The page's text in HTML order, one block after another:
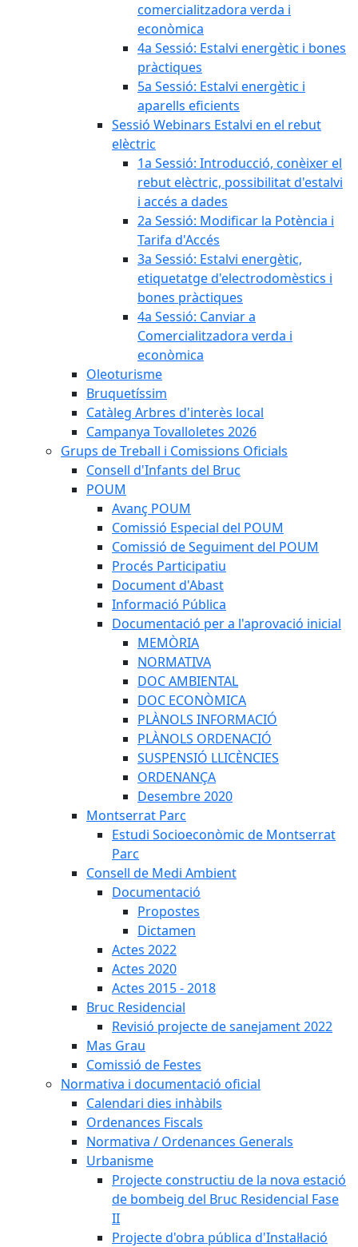
comercialitzadora verda i
econòmica
4a Sessió: Estalvi energètic i bones
pràctiques
5a Sessió: Estalvi energètic i
aparells eficients
Sessió Webinars Estalvi en el rebut
elèctric
1a Sessió: Introducció, conèixer el
rebut elèctric, possibilitat d'estalvi
i accés a dades
2a Sessió: Modificar la Potència i
Tarifa d'Accés
3a Sessió: Estalvi energètic,
etiquetatge d'electrodomèstics i
bones pràctiques
4a Sessió: Canviar a
Comercialitzadora verda i
econòmica
Oleoturisme
Bruquetíssim
Catàleg Arbres d'interès local
Campanya Tovalloletes 2026
Grups de Treball i Comissions Oficials
Consell d'Infants del Bruc
POUM
Avanç POUM
Comissió Especial del POUM
Comissió de Seguiment del POUM
Procés Participatiu
Document d'Abast
Informació Pública
Documentació per a l'aprovació inicial
MEMÒRIA
NORMATIVA
DOC AMBIENTAL
DOC ECONÒMICA
PLÀNOLS INFORMACIÓ
PLÀNOLS ORDENACIÓ
SUSPENSIÓ LLICÈNCIES
ORDENANÇA
Desembre 2020
Montserrat Parc
Estudi Socioeconòmic de Montserrat
Parc
Consell de Medi Ambient
Documentació
Propostes
Dictamen
Actes 2022
Actes 2020
Actes 2015 - 2018
Bruc Residencial
Revisió projecte de sanejament 2022
Mas Grau
Comissió de Festes
Normativa i documentació oficial
Calendari dies inhàbils
Ordenances Fiscals
Normativa / Ordenances Generals
Urbanisme
Projecte constructiu de la nova estació
de bombeig del Bruc Residencial Fase
II
Projecte d'obra pública d'Instal·lació